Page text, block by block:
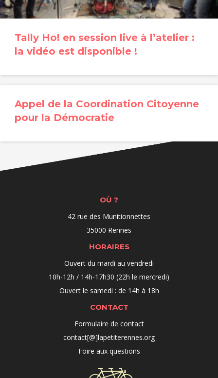
Tally Ho! en session live à l’atelier :
la vidéo est disponible !
Appel de la Coordination Citoyenne
pour la Démocratie
OÙ ?
42 rue des Munitionnettes
35000 Rennes
HORAIRES
Ouvert du mardi au vendredi
10h-12h / 14h-17h30 (22h le mercredi)
Ouvert le samedi : de 14h à 18h
CONTACT
Formulaire de contact
contact[@]lapetiterennes.org
Foire aux questions